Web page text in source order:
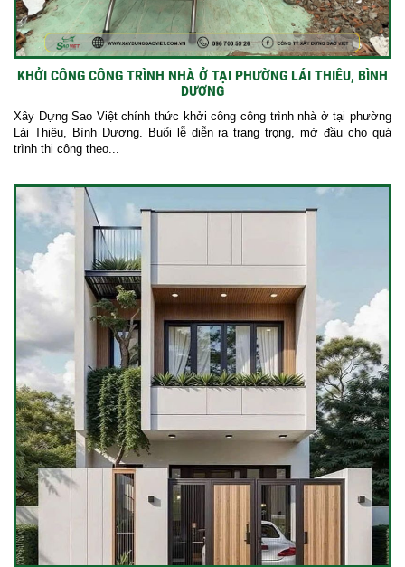
KHỞI CÔNG CÔNG TRÌNH NHÀ Ở TẠI PHƯỜNG LÁI THIÊU, BÌNH
DƯƠNG
Xây Dựng Sao Việt chính thức khởi công công trình nhà ở tại phường
Lái Thiêu, Bình Dương. Buổi lễ diễn ra trang trọng, mở đầu cho quá
trình thi công theo...